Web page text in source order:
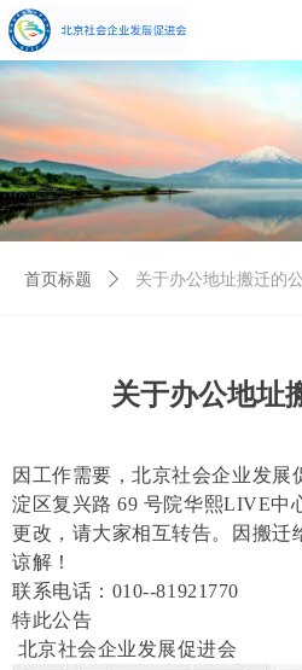
关于办公地址
因工作需要，北京社会企业发展
淀区复兴路 69 号院华熙LIVE中
更改 ，请大家相互转告。因搬
谅解！
联系电话： 010--81921770
特此公告
北京社会企业发展促进会
首页标题 ꄲ 关于办公地址搬迁的